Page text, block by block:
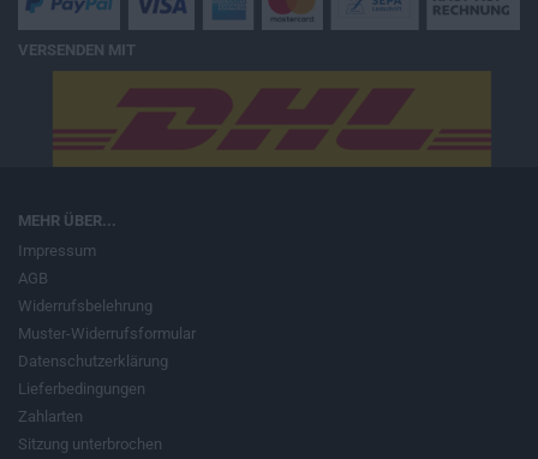
VERSENDEN MIT
MEHR ÜBER...
Impressum
AGB
Widerrufsbelehrung
Muster-Widerrufsformular
Datenschutzerklärung
Lieferbedingungen
Zahlarten
Sitzung unterbrochen